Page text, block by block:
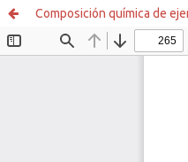
Composición química de